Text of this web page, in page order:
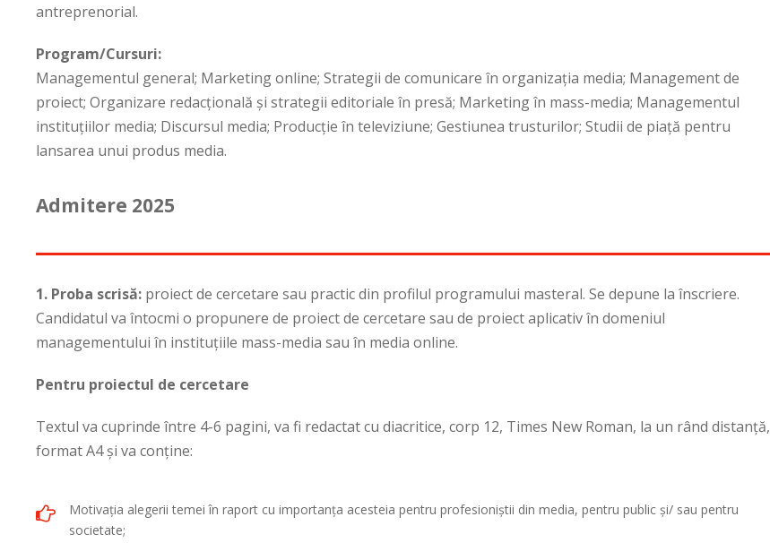
antreprenorial.
Program/Cursuri:
Managementul general; Marketing online; Strategii de comunicare în organizaţia media; Management de
proiect; Organizare redacţională şi strategii editoriale în presă; Marketing în mass-media; Managementul
instituţiilor media; Discursul media; Producţie în televiziune; Gestiunea trusturilor; Studii de piaţă pentru
lansarea unui produs media.
Admitere 2025
1. Proba scrisă: proiect de cercetare sau practic din profilul programului masteral. Se depune la înscriere.
Candidatul va întocmi o propunere de proiect de cercetare sau de proiect aplicativ în domeniul
managementului în instituţiile mass-media sau în media online.
Pentru proiectul de cercetare
Textul va cuprinde între 4-6 pagini, va fi redactat cu diacritice, corp 12, Times New Roman, la un rând distanţă,
format A4 şi va conţine:
Motivaţia alegerii temei în raport cu importanţa acesteia pentru profesioniștii din media, pentru public și/ sau pentru
societate;